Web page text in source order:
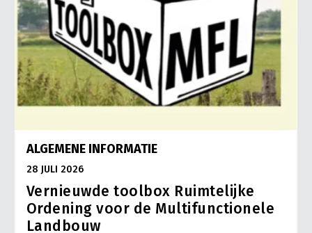
ALGEMENE INFORMATIE
28 JULI 2026
Vernieuwde toolbox Ruimtelijke
Ordening voor de Multifunctionele
Landbouw